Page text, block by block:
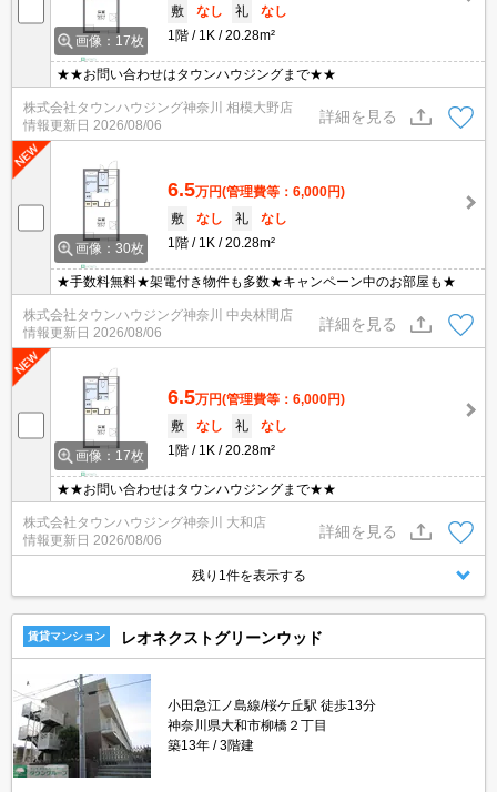
画像：17枚
敷
なし 礼
なし
1階
1K 20.28m²
★★お問い合わせはタウンハウジングまで★★
株式会社タウンハウジング神奈川 相模大野店
情報更新日 2026/08/06
詳細を見る
画像：30枚
6.5万円(管理費等：6,000円)
敷
なし 礼
なし
1階
1K 20.28m²
★手数料無料★架電付き物件も多数★キャンペーン中のお部屋も★
株式会社タウンハウジング神奈川 中央林間店
情報更新日 2026/08/06
詳細を見る
画像：17枚
6.5万円(管理費等：6,000円)
敷
なし 礼
なし
1階
1K 20.28m²
★★お問い合わせはタウンハウジングまで★★
株式会社タウンハウジング神奈川 大和店
情報更新日 2026/08/06
詳細を見る
残り1件を表示する
賃貸マンション レオネクストグリーンウッド
小田急江ノ島線/桜ケ丘駅 徒歩13分
神奈川県大和市柳橋２丁目
築13年
3階建